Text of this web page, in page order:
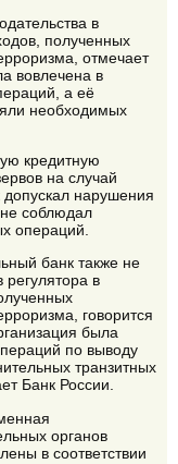
в
полученных
отмечает
вовлечена в
а её
необходимых
кредитную
на случай
нарушения
соблюдал
операций.
банк также не
в
говорится
была
по выводу
транзитных
Банк России.
органов
в соответствии